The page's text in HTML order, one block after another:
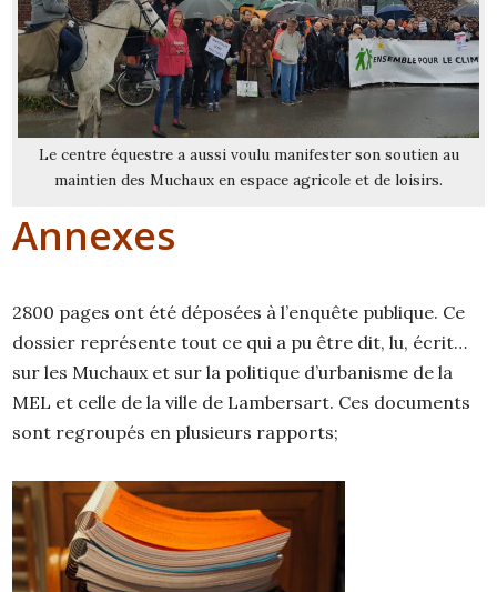
Le centre équestre a aussi voulu manifester son soutien au
maintien des Muchaux en espace agricole et de loisirs.
Annexes
2800 pages ont été déposées à l’enquête publique. Ce
dossier représente tout ce qui a pu être dit, lu, écrit…
sur les Muchaux et sur la politique d’urbanisme de la
MEL et celle de la ville de Lambersart. Ces documents
sont regroupés en plusieurs rapports;